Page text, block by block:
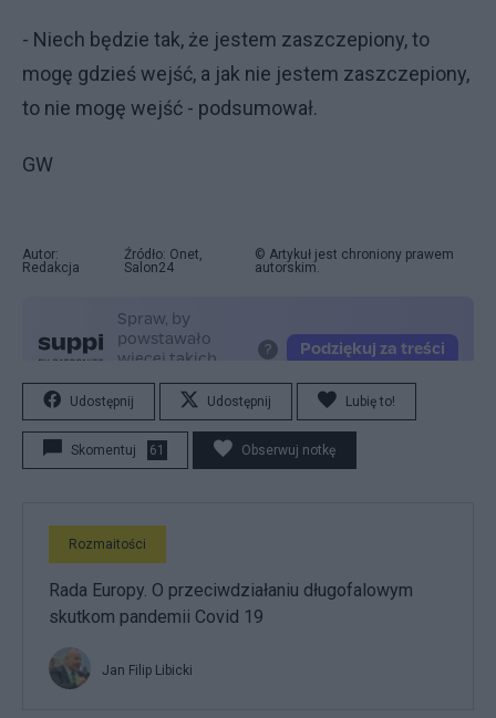
- Niech będzie tak, że jestem zaszczepiony, to
mogę gdzieś wejść, a jak nie jestem zaszczepiony,
to nie mogę wejść - podsumował.
GW
Autor:
Redakcja
Źródło: Onet,
Salon24
© Artykuł jest chroniony prawem
autorskim.
Udostępnij Udostępnij Lubię to!
Skomentuj 61 Obserwuj notkę
Rozmaitości
Rada Europy. O przeciwdziałaniu długofalowym
skutkom pandemii Covid 19
Jan Filip Libicki